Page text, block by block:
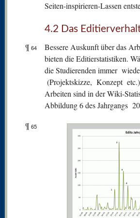
Seiten-inspirieren-Lassen
4.2 Das
¶ 64
Bessere Auskunft über das
bieten die Editierstatistiken.
die Studierenden immer
(Projektskizze, Konzept
Arbeiten sind in der Wiki-
Abbildung 6 des Jahrgangs
¶ 65